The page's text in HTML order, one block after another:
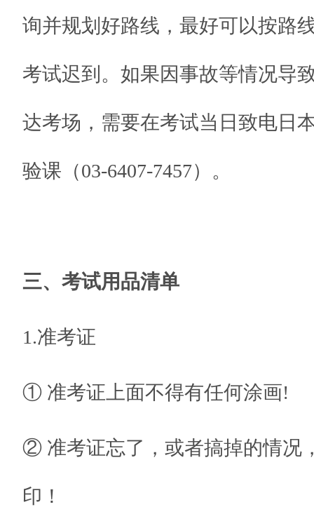
询并规划好路线，最好可以按路
考试迟到。如果因事故等情况导
达考场，需要在考试当日致电日
验课（03-6407-7457）。
三、考试用品清单
1.准考证
① 准考证上面不得有任何涂画!
② 准考证忘了，或者搞掉的情况
印！